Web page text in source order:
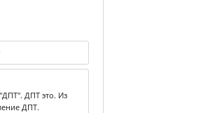
ДПТ это. Из
ДПТ.